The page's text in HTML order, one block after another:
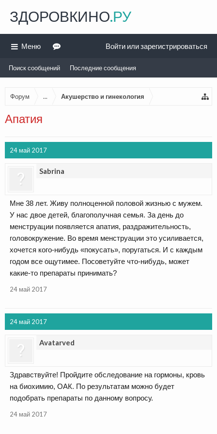
Форум ... Акушерство и гинекология
Апатия
24 май 2017
Sabrina
Мне 38 лет. Живу полноценной половой жизнью с мужем.
У нас двое детей, благополучная семья. За день до
менструации появляется апатия, раздражительность,
головокружение. Во время менструации это усиливается,
хочется кого-нибудь «покусать», поругаться. И с каждым
годом все ощутимее. Посоветуйте что-нибудь, может
какие-то препараты принимать?
24 май 2017
24 май 2017
Avatarved
Здравствуйте! Пройдите обследование на гормоны, кровь
на биохимию, ОАК. По результатам можно будет
подобрать препараты по данному вопросу.
24 май 2017
ЗДОРОВКИНО.РУ
Меню
Поиск сообщений Последние сообщения
Войти или зарегистрироваться